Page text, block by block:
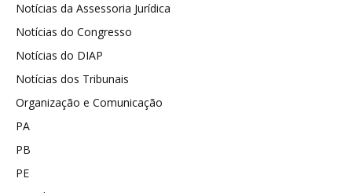
Notícias da Assessoria Jurídica
Notícias do Congresso
Notícias do DIAP
Notícias dos Tribunais
Organização e Comunicação
PA
PB
PE